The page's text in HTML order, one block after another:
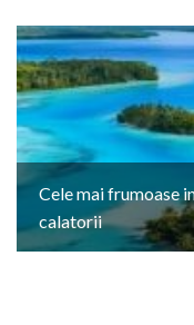
Cele mai frumoase
calatorii